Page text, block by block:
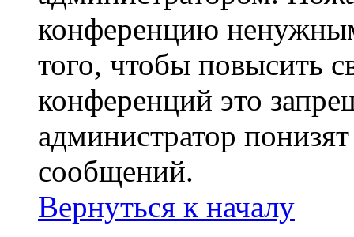
конференцию
того, чтобы повысить
конференций это
администратор
сообщений.
Вернуться к началу